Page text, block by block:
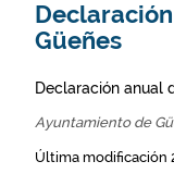
Güeñes
Declaración anual
Ayuntamiento de
Última modificación